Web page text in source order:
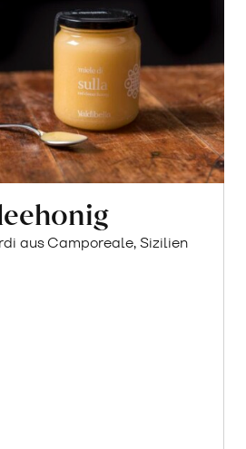
aus Camporeale, Sizilien